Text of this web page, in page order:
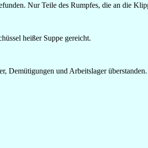
Nur Teile des Rumpfes, die an die
heißer Suppe gereicht.
Demütigungen und Arbeitslager